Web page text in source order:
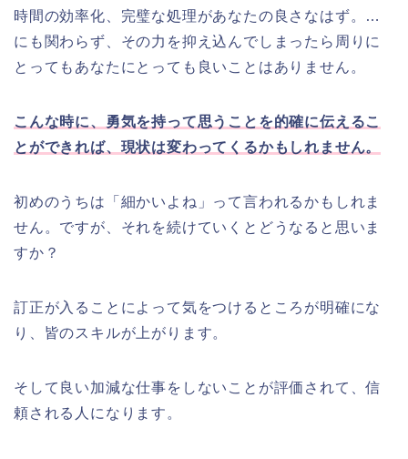
時間の効率化、完璧な処理があなたの良さなはず。…
にも関わらず、その力を抑え込んでしまったら周りに
とってもあなたにとっても良いことはありません。
こんな時に、勇気を持って思うことを的確に伝えるこ
とができれば、現状は変わってくるかもしれません。
初めのうちは「細かいよね」って言われるかもしれま
せん。ですが、それを続けていくとどうなると思いま
すか？
訂正が入ることによって気をつけるところが明確にな
り、皆のスキルが上がります。
そして良い加減な仕事をしないことが評価されて、信
頼される人になります。